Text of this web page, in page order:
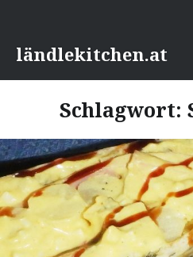
Inhaltländlekitchen.at
Schlagwort: